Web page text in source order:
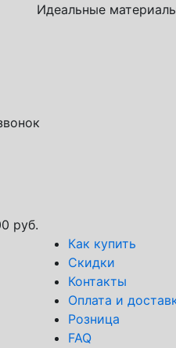
Идеальные
руб.
Как купить
Скидки
Контакты
Оплата и
Розница
FAQ